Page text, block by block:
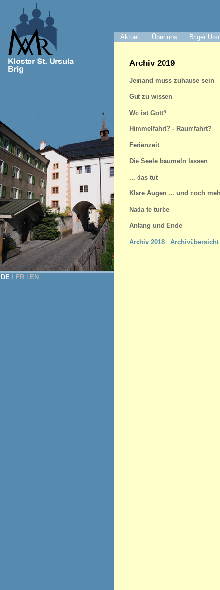
Aktuell Über uns Briger
DE FR EN
Archiv 2019
Jemand muss zuhause sein
Gut zu wissen
Wo ist Gott?
Himmelfahrt? - Raumfahrt?
Ferienzeit
Die Seele baumeln lassen
... das tut
Klare Augen ... und noch
Nada te turbe
Anfang und Ende
Archiv 2018 Archivübersicht